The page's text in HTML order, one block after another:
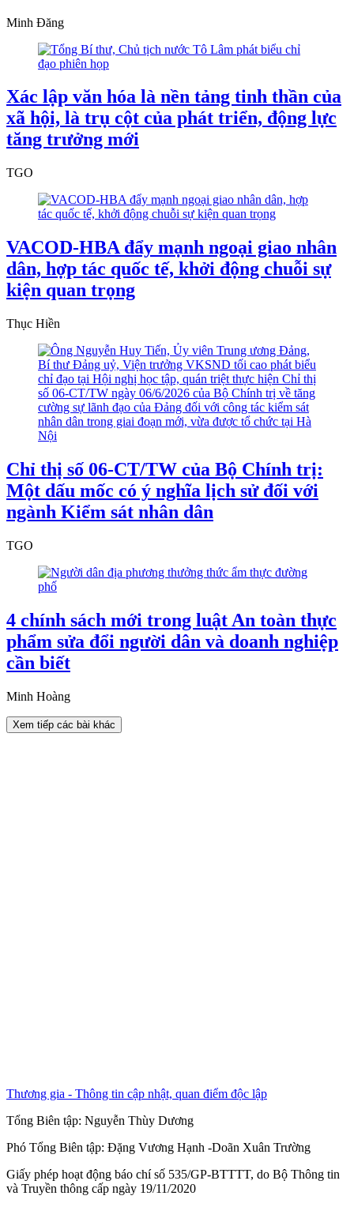
Minh Đăng
Xác lập văn hóa là nền tảng tinh thần của
xã hội, là trụ cột của phát triển, động lực
tăng trưởng mới
TGO
VACOD-HBA đẩy mạnh ngoại giao nhân
dân, hợp tác quốc tế, khởi động chuỗi sự
kiện quan trọng
Thục Hiền
Chỉ thị số 06-CT/TW của Bộ Chính trị:
Một dấu mốc có ý nghĩa lịch sử đối với
ngành Kiểm sát nhân dân
TGO
4 chính sách mới trong luật An toàn thực
phẩm sửa đổi người dân và doanh nghiệp
cần biết
Minh Hoàng
Xem tiếp các bài khác
Thương gia - Thông tin cập nhật, quan điểm độc lập
Tổng Biên tập: Nguyễn Thùy Dương
Phó Tổng Biên tập: Đặng Vương Hạnh -Doãn Xuân Trường
Giấy phép hoạt động báo chí số 535/GP-BTTTT, do Bộ Thông tin
và Truyền thông cấp ngày 19/11/2020